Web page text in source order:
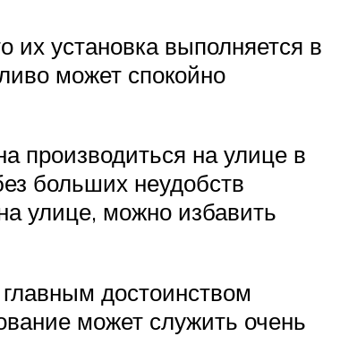
их установка выполняется в
может спокойно
производиться на улице в
больших неудобств
улице, можно избавить
достоинством
может служить очень